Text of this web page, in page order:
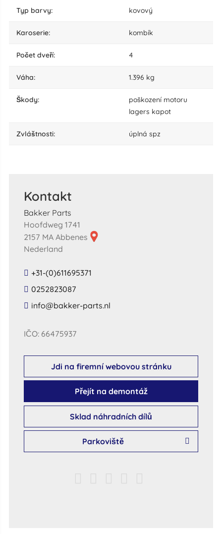
typ barvy: kovový
karoserie: kombík
počet dveří: 4
váha: 1.396 kg
škody:
poškození motoru
lagers kapot
zvláštnosti: úplná spz
Kontakt
Bakker Parts
Hoofdweg 1741
2157 MA Abbenes
Nederland
+31-(0)611695371
0252823087
​info​@​bakker​-​parts​.​nl​
IČO: 66475937
Jdi na firemní webovou stránku
Přejít na demontáž
Sklad náhradních dílů
Parkoviště